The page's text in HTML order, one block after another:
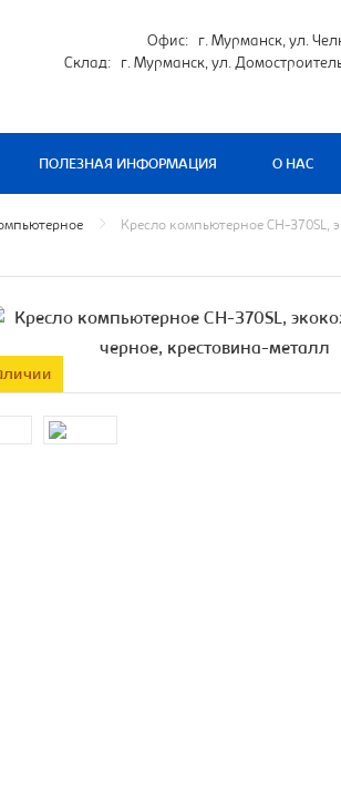
Офис: г. Мурманск, ул.
Склад: г. Мурманск, ул.
ПОЛЕЗНАЯ ИНФОРМАЦИЯ О НАС
Кресло компьютерное CH-370SL,